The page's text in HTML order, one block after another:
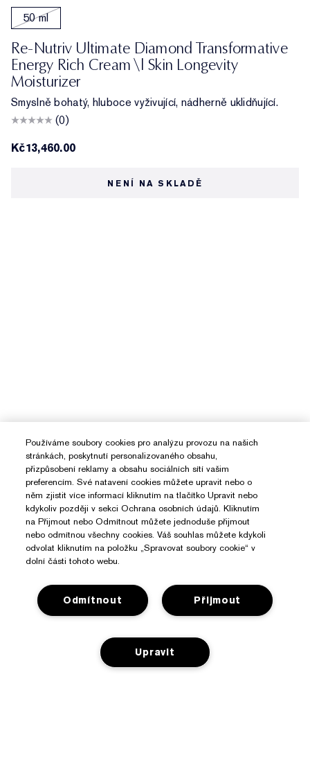
50 ml
Re-Nutriv Ultimate Diamond Transformative
Energy Rich Cream \| Skin Longevity
Moisturizer
Smyslně bohatý, hluboce vyživující, nádherně uklidňující.
(0)
Kč13,460.00
NENÍ NA SKLADĚ
Potřebujete Pomoc?
Sledování objednávky
Kontaktovat Výrobce
O Značce Estée Lauder
Používáme soubory cookies pro analýzu provozu na našich
stránkách, poskytnutí personalizovaného obsahu,
přizpůsobení reklamy a obsahu sociálních sítí vašim
preferencím. Své natavení cookies můžete upravit nebo o
něm zjistit více informací kliknutím na tlačítko Upravit nebo
kdykoliv později v sekci Ochrana osobních údajů. Kliknutím
na Přijmout nebo Odmítnout můžete jednoduše přijmout
nebo odmítnou všechny cookies. Váš souhlas můžete kdykoli
odvolat kliknutím na položku „Spravovat soubory cookie“ v
dolní části tohoto webu.
Přijmout
Odmítnout
Upravit